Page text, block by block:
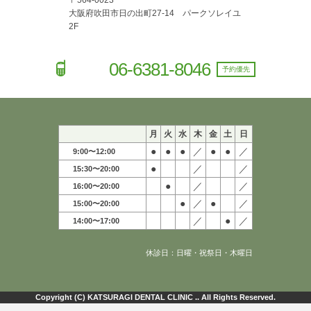
大阪府吹田市日の出町27-14 パークソレイユ
2F
06-6381-8046 予約優先
月 火 水 木 金 土 日
9:00〜12:00 ● ● ● ／ ● ● ／
15:30〜20:00 ● ／ ／
16:00〜20:00 ● ／ ／
15:00〜20:00 ● ／ ● ／
14:00〜17:00 ／ ● ／
休診日：日曜・祝祭日・木曜日
Copyright (C) KATSURAGI DENTAL CLINIC .. All Rights Reserved.